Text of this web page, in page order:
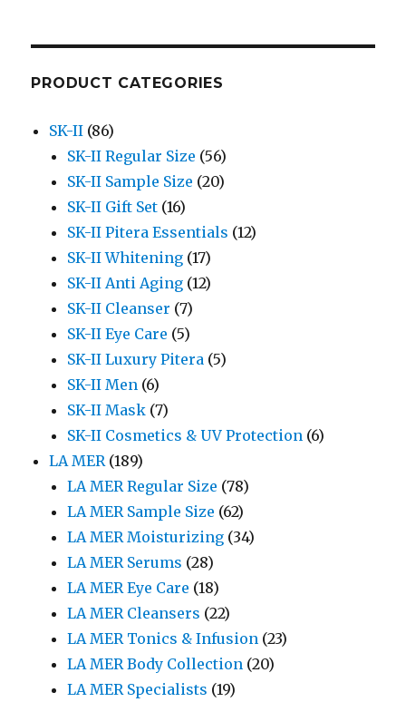
PRODUCT CATEGORIES
SK-II (86)
SK-II Regular Size (56)
SK-II Sample Size (20)
SK-II Gift Set (16)
SK-II Pitera Essentials (12)
SK-II Whitening (17)
SK-II Anti Aging (12)
SK-II Cleanser (7)
SK-II Eye Care (5)
SK-II Luxury Pitera (5)
SK-II Men (6)
SK-II Mask (7)
SK-II Cosmetics & UV Protection (6)
LA MER (189)
LA MER Regular Size (78)
LA MER Sample Size (62)
LA MER Moisturizing (34)
LA MER Serums (28)
LA MER Eye Care (18)
LA MER Cleansers (22)
LA MER Tonics & Infusion (23)
LA MER Body Collection (20)
LA MER Specialists (19)